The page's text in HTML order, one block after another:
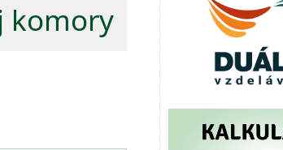
komory